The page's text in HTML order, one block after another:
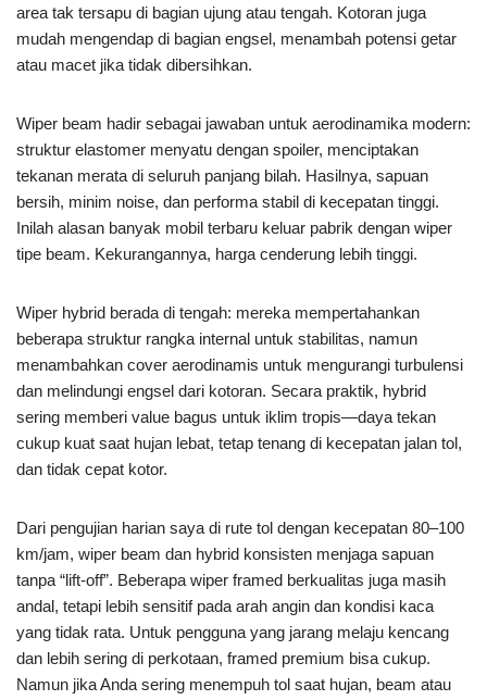
area tak tersapu di bagian ujung atau tengah. Kotoran juga
mudah mengendap di bagian engsel, menambah potensi getar
atau macet jika tidak dibersihkan.
Wiper beam hadir sebagai jawaban untuk aerodinamika modern:
struktur elastomer menyatu dengan spoiler, menciptakan
tekanan merata di seluruh panjang bilah. Hasilnya, sapuan
bersih, minim noise, dan performa stabil di kecepatan tinggi.
Inilah alasan banyak mobil terbaru keluar pabrik dengan wiper
tipe beam. Kekurangannya, harga cenderung lebih tinggi.
Wiper hybrid berada di tengah: mereka mempertahankan
beberapa struktur rangka internal untuk stabilitas, namun
menambahkan cover aerodinamis untuk mengurangi turbulensi
dan melindungi engsel dari kotoran. Secara praktik, hybrid
sering memberi value bagus untuk iklim tropis—daya tekan
cukup kuat saat hujan lebat, tetap tenang di kecepatan jalan tol,
dan tidak cepat kotor.
Dari pengujian harian saya di rute tol dengan kecepatan 80–100
km/jam, wiper beam dan hybrid konsisten menjaga sapuan
tanpa “lift-off”. Beberapa wiper framed berkualitas juga masih
andal, tetapi lebih sensitif pada arah angin dan kondisi kaca
yang tidak rata. Untuk pengguna yang jarang melaju kencang
dan lebih sering di perkotaan, framed premium bisa cukup.
Namun jika Anda sering menempuh tol saat hujan, beam atau